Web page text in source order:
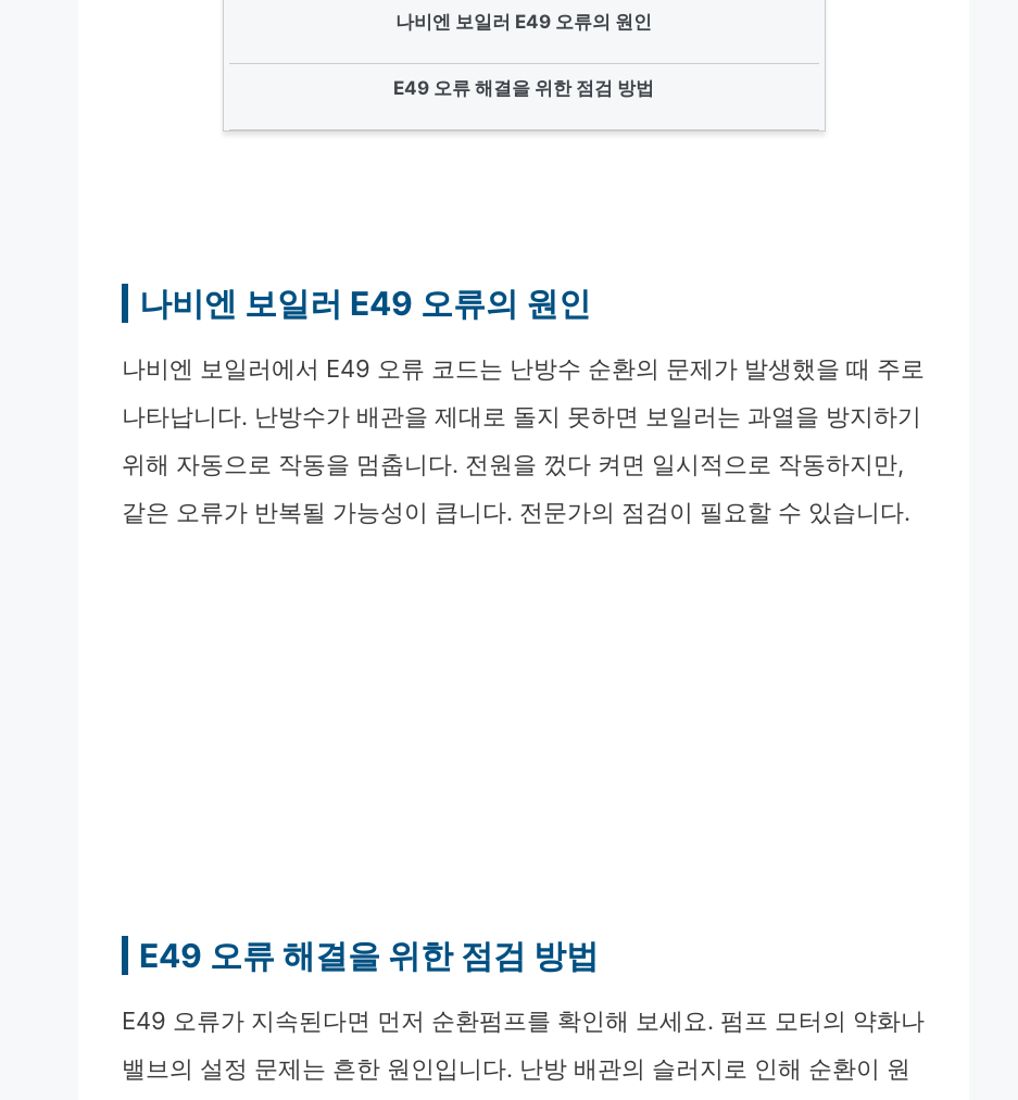
나비엔 보일러 E49 오류의 원인
E49 오류 해결을 위한 점검 방법
나비엔 보일러 E49 오류의 원인
나비엔 보일러에서 E49 오류 코드는 난방수 순환의 문제가 발생했을 때 주로
나타납니다. 난방수가 배관을 제대로 돌지 못하면 보일러는 과열을 방지하기
위해 자동으로 작동을 멈춥니다. 전원을 껐다 켜면 일시적으로 작동하지만,
같은 오류가 반복될 가능성이 큽니다. 전문가의 점검이 필요할 수 있습니다.
E49 오류 해결을 위한 점검 방법
E49 오류가 지속된다면 먼저 순환펌프를 확인해 보세요. 펌프 모터의 약화나
밸브의 설정 문제는 흔한 원인입니다. 난방 배관의 슬러지로 인해 순환이 원